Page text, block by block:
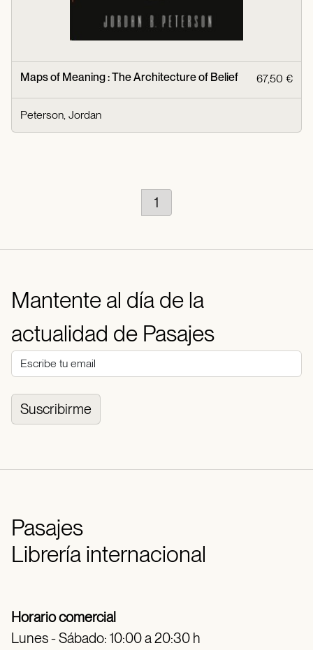
Maps of Meaning : The Architecture of Belief 67,50 €
Peterson, Jordan
1
Mantente al día de la
actualidad de Pasajes
Suscribirme
Pasajes
Librería internacional
Horario comercial
Lunes - Sábado: 10:00 a 20:30 h